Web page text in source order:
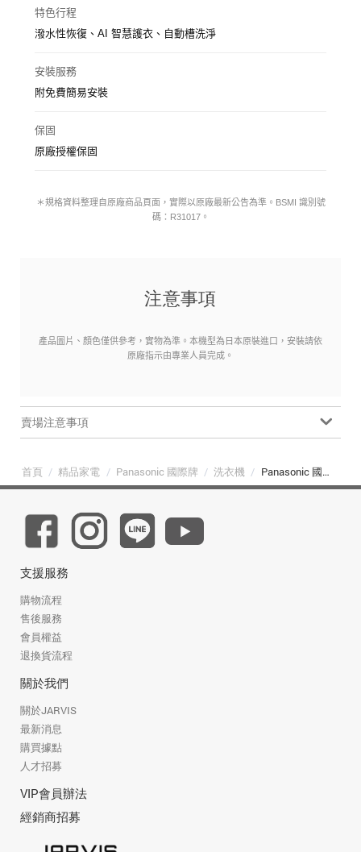
特色行程
潑水性恢復、AI 智慧護衣、自動槽洗淨
安裝服務
附免費簡易安裝
保固
原廠授權保固
＊規格資料整理自原廠商品頁面，實際以原廠最新公告為準。BSMI 識別號
碼：R31017。
注意事項
產品圖片、顏色僅供參考，實物為準。本機型為日本原裝進口，安裝請依
原廠指示由專業人員完成。
賣場注意事項
首頁 / 精品家電 / Panasonic 國際牌 / 洗衣機 / Panasonic 國際牌 NA-LX128EL 12公斤旗艦日本製洗脫烘滾筒洗衣機 左開
支援服務
購物流程
售後服務
會員權益
退換貨流程
關於我們
關於JARVIS
最新消息
購買據點
人才招募
VIP會員辦法
經銷商招募